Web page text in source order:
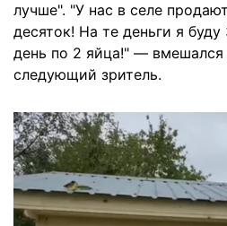
лучше". "У нас в селе
десяток! На те деньги я
день по 2 яйца!" — вмешался
следующий зритель.